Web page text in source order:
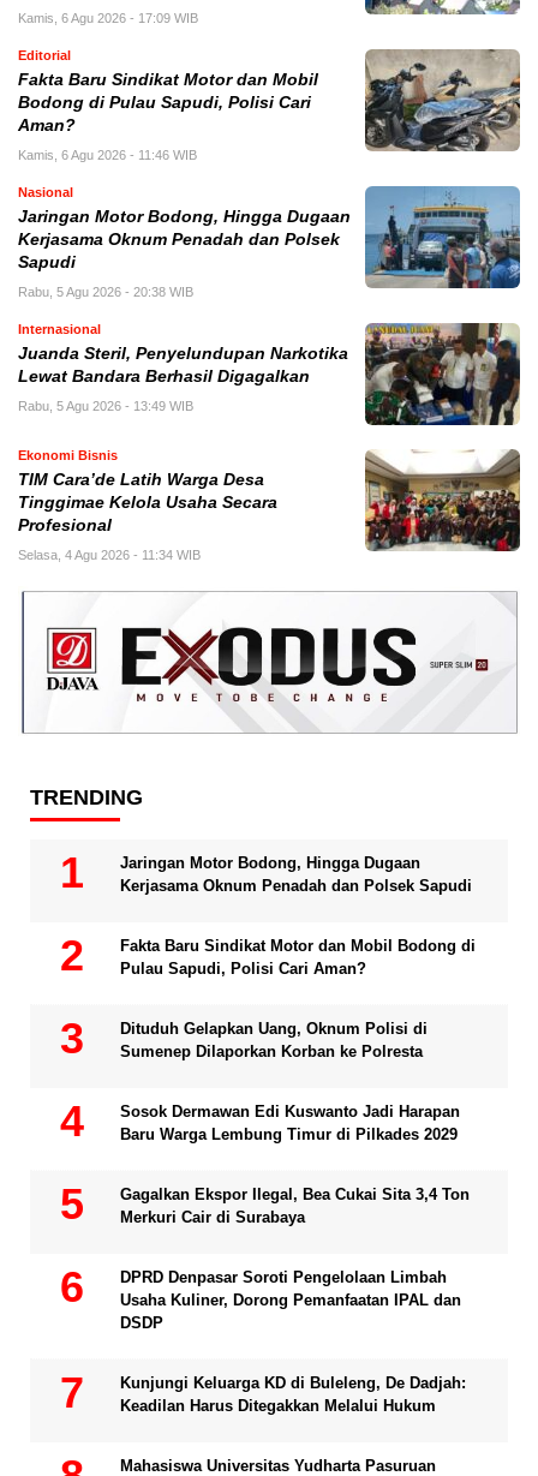
Kamis, 6 Agu 2026 - 17:09 WIB
Editorial
Fakta Baru Sindikat Motor dan Mobil
Bodong di Pulau Sapudi, Polisi Cari
Aman?
Kamis, 6 Agu 2026 - 11:46 WIB
Nasional
Jaringan Motor Bodong, Hingga Dugaan
Kerjasama Oknum Penadah dan Polsek
Sapudi
Rabu, 5 Agu 2026 - 20:38 WIB
Internasional
Juanda Steril, Penyelundupan Narkotika
Lewat Bandara Berhasil Digagalkan
Rabu, 5 Agu 2026 - 13:49 WIB
Ekonomi Bisnis
TIM Cara’de Latih Warga Desa
Tinggimae Kelola Usaha Secara
Profesional
Selasa, 4 Agu 2026 - 11:34 WIB
TRENDING
Jaringan Motor Bodong, Hingga Dugaan
Kerjasama Oknum Penadah dan Polsek Sapudi
Fakta Baru Sindikat Motor dan Mobil Bodong di
Pulau Sapudi, Polisi Cari Aman?
Dituduh Gelapkan Uang, Oknum Polisi di
Sumenep Dilaporkan Korban ke Polresta
Sosok Dermawan Edi Kuswanto Jadi Harapan
Baru Warga Lembung Timur di Pilkades 2029
Gagalkan Ekspor Ilegal, Bea Cukai Sita 3,4 Ton
Merkuri Cair di Surabaya
DPRD Denpasar Soroti Pengelolaan Limbah
Usaha Kuliner, Dorong Pemanfaatan IPAL dan
DSDP
Kunjungi Keluarga KD di Buleleng, De Dadjah:
Keadilan Harus Ditegakkan Melalui Hukum
Mahasiswa Universitas Yudharta Pasuruan